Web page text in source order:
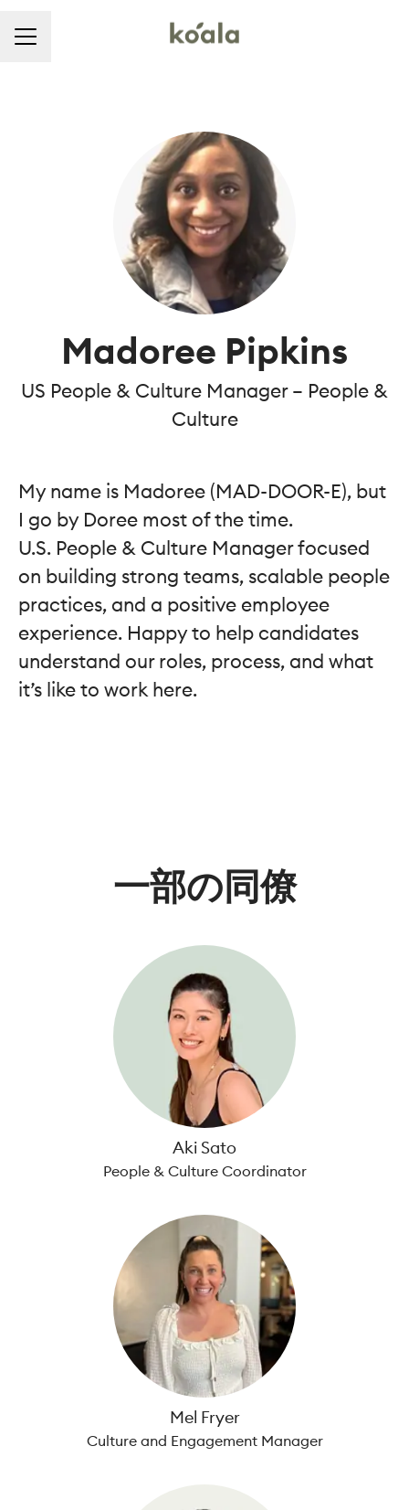
キャリア メニュー
Madoree Pipkins
US People & Culture Manager – People &
Culture
My name is Madoree (MAD-DOOR-E), but
I go by Doree most of the time.
U.S. People & Culture Manager focused
on building strong teams, scalable people
practices, and a positive employee
experience. Happy to help candidates
understand our roles, process, and what
it’s like to work here.
一部の同僚
Aki Sato
People & Culture Coordinator
Mel Fryer
Culture and Engagement Manager